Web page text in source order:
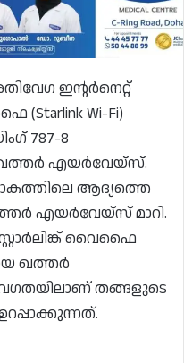
ഇന്റർനെറ്റ്
(Starlink Wi-Fi)
787-8
ഖത്തർ എയർവേയ്‌സ്.
ആദ്യത്തെ
എയർവേയ്‌സ് മാറി.
വൈഫൈ
ഖത്തർ
തങ്ങളുടെ